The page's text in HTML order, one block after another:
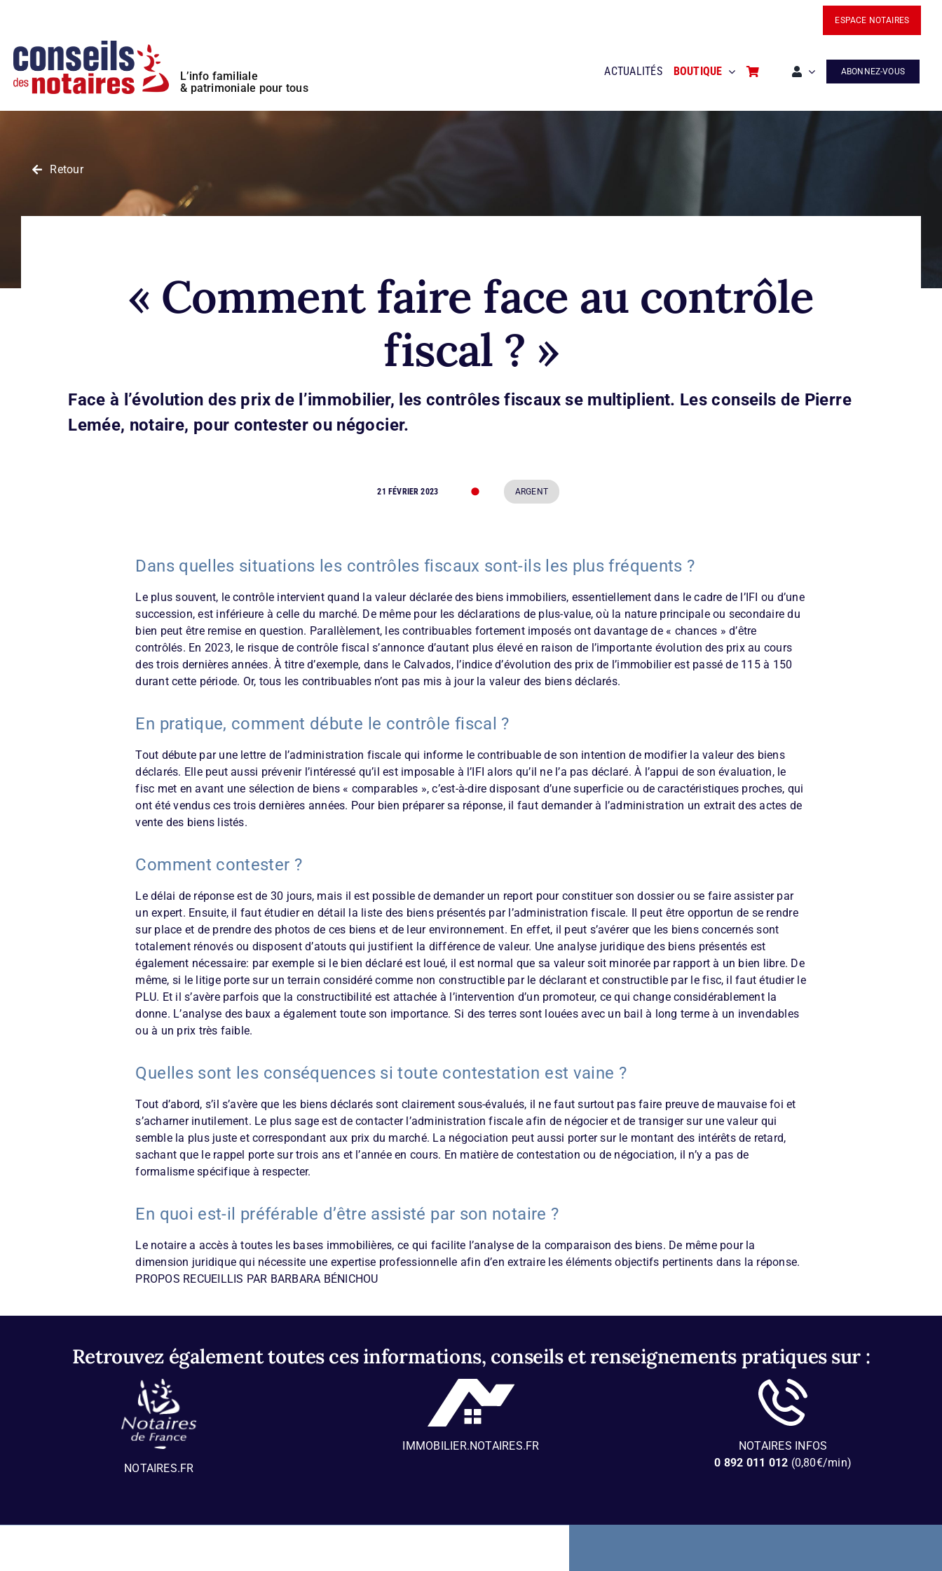
ESPACE NOTAIRES
L’info familiale
& patrimoniale pour tous
ACTUALITÉS BOUTIQUE ABONNEZ-VOUS
Retour
« Comment faire face au contrôle
fiscal ? »
Face à l’évolution des prix de l’immobilier, les contrôles fiscaux se multiplient. Les conseils de Pierre
Lemée, notaire, pour contester ou négocier.
21 FÉVRIER 2023 • ARGENT
Dans quelles situations les contrôles fiscaux sont-ils les plus fréquents ?
Le plus souvent, le contrôle intervient quand la valeur déclarée des biens immobiliers, essentiellement dans le cadre de l’IFI ou d’une
succession, est inférieure à celle du marché. De même pour les déclarations de plus-value, où la nature principale ou secondaire du
bien peut être remise en question. Parallèlement, les contribuables fortement imposés ont davantage de « chances » d’être
contrôlés. En 2023, le risque de contrôle fiscal s’annonce d’autant plus élevé en raison de l’importante évolution des prix au cours
des trois dernières années. À titre d’exemple, dans le Calvados, l’indice d’évolution des prix de l’immobilier est passé de 115 à 150
durant cette période. Or, tous les contribuables n’ont pas mis à jour la valeur des biens déclarés.
En pratique, comment débute le contrôle fiscal ?
Tout débute par une lettre de l’administration fiscale qui informe le contribuable de son intention de modifier la valeur des biens
déclarés. Elle peut aussi prévenir l’intéressé qu’il est imposable à l’IFI alors qu’il ne l’a pas déclaré. À l’appui de son évaluation, le
fisc met en avant une sélection de biens « comparables », c’est-à-dire disposant d’une superficie ou de caractéristiques proches, qui
ont été vendus ces trois dernières années. Pour bien préparer sa réponse, il faut demander à l’administration un extrait des actes de
vente des biens listés.
Comment contester ?
Le délai de réponse est de 30 jours, mais il est possible de demander un report pour constituer son dossier ou se faire assister par
un expert. Ensuite, il faut étudier en détail la liste des biens présentés par l’administration fiscale. Il peut être opportun de se rendre
sur place et de prendre des photos de ces biens et de leur environnement. En effet, il peut s’avérer que les biens concernés sont
totalement rénovés ou disposent d’atouts qui justifient la différence de valeur. Une analyse juridique des biens présentés est
également nécessaire: par exemple si le bien déclaré est loué, il est normal que sa valeur soit minorée par rapport à un bien libre. De
même, si le litige porte sur un terrain considéré comme non constructible par le déclarant et constructible par le fisc, il faut étudier le
PLU. Et il s’avère parfois que la constructibilité est attachée à l’intervention d’un promoteur, ce qui change considérablement la
donne. L’analyse des baux a également toute son importance. Si des terres sont louées avec un bail à long terme à un invendables
ou à un prix très faible.
Quelles sont les conséquences si toute contestation est vaine ?
Tout d’abord, s’il s’avère que les biens déclarés sont clairement sous-évalués, il ne faut surtout pas faire preuve de mauvaise foi et
s’acharner inutilement. Le plus sage est de contacter l’administration fiscale afin de négocier et de transiger sur une valeur qui
semble la plus juste et correspondant aux prix du marché. La négociation peut aussi porter sur le montant des intérêts de retard,
sachant que le rappel porte sur trois ans et l’année en cours. En matière de contestation ou de négociation, il n’y a pas de
formalisme spécifique à respecter.
En quoi est-il préférable d’être assisté par son notaire ?
Le notaire a accès à toutes les bases immobilières, ce qui facilite l’analyse de la comparaison des biens. De même pour la
dimension juridique qui nécessite une expertise professionnelle afin d’en extraire les éléments objectifs pertinents dans la réponse.
PROPOS RECUEILLIS PAR BARBARA BÉNICHOU
Retrouvez également toutes ces informations, conseils et renseignements pratiques sur :
NOTAIRES.FR
IMMOBILIER.NOTAIRES.FR
NOTAIRES INFOS
0 892 011 012 (0,80€/min)